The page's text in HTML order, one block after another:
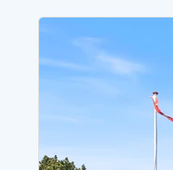
Ferienhäuser neu gebaut
Ferienhäuser Nicht-Raucher
Ferienhäuser mit